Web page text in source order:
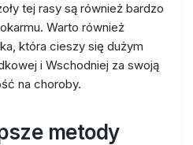
tej rasy są również bardzo
Warto również
która cieszy się dużym
i Wschodniej za swoją
na choroby.
metody